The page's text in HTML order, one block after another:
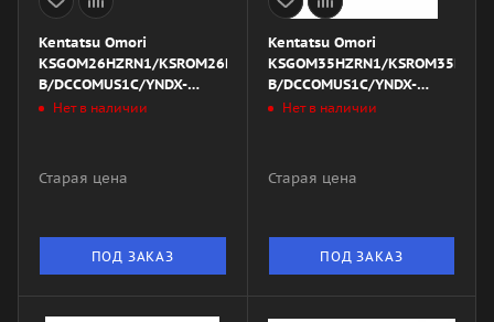
Kentatsu Omori
KSGOM26HZRN1/KSROM26HZRN1/DW22-
B/DCCOMUS1C/YNDX-
00020K
Нет в наличии
Старая цена
ПОД ЗАКАЗ
Kentatsu Omori
KSGOM35HZRN1/
B/DCCOMUS1C/YNDX-
00020B
Нет в наличии
Старая цена
ПОД ЗАКАЗ